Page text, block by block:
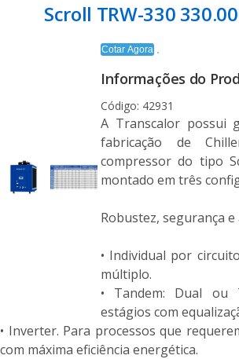
Scroll TRW-330
Cotar Agora
Informações do
Código: 42931
A Transcalor possui
fabricação de
compressor do tipo
montado em três
Robustez, segurança
• Individual por
múltiplo.
• Tandem: Dual ou
estágios com
• Inverter. Para processos que
com máxima eficiência energética.